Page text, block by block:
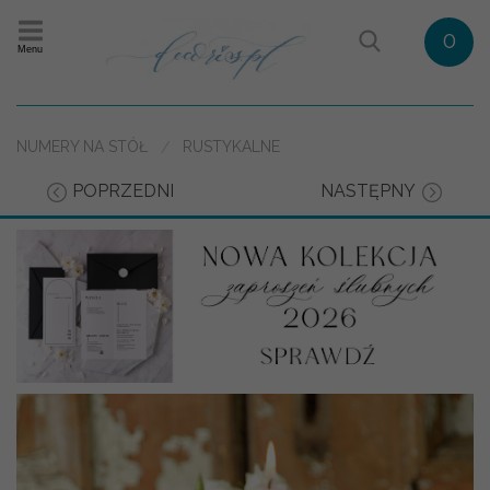
Menu 0
NUMERY NA STÓŁ RUSTYKALNE
POPRZEDNI NASTĘPNY